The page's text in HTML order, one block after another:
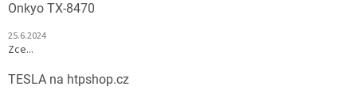
Onkyo TX-8470
25.6.2024
Zce...
TESLA na htpshop.cz